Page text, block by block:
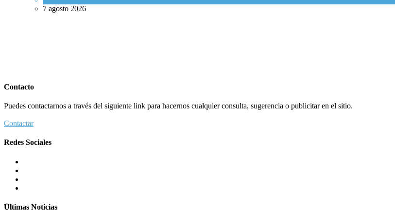
7 agosto 2026
Contacto
Puedes contactarnos a través del siguiente link para hacernos cualquier consulta, sugerencia o publicitar en el sitio.
Contactar
Redes Sociales
Últimas Noticias